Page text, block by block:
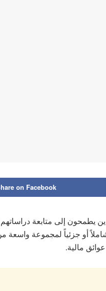
on Facebook
يطمحون إلى متابعة
المنح دعماً مالياً شاملاً أو جزئياً لمجموعة
مالية.